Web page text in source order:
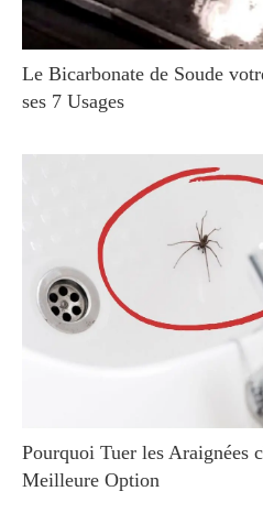
Le Bicarbonate de Soude
ses 7 Usages
Pourquoi Tuer les Araignées
Meilleure Option